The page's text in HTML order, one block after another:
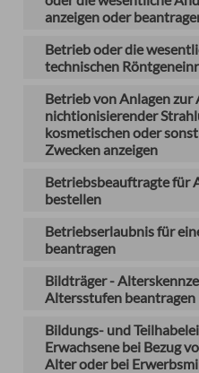
anzeigen oder
Betrieb oder die
technischen
Betrieb von Anlagen zur
nichtionisierender
kosmetischen oder
Zwecken anzeigen
Betriebsbeauftragte für
bestellen
Betriebserlaubnis für
beantragen
Bildträger -
Altersstufen beantragen
Bildungs- und
Erwachsene bei Bezug
Alter oder bei